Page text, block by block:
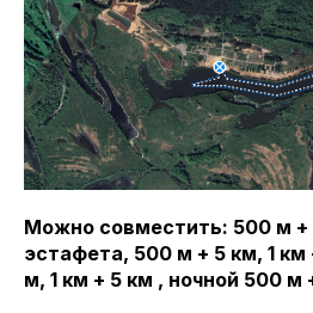
Можно совместить: 500 м +
эстафета, 500 м + 5 км, 1 км
м, 1 км + 5 км , ночной 500